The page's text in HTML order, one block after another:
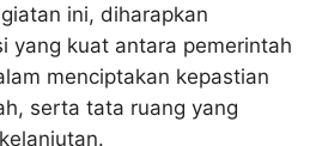
ini, diharapkan
yang kuat antara pemerintah
menciptakan kepastian
serta tata ruang yang